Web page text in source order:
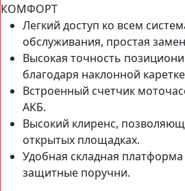
КОМФОРТ
Легкий доступ ко всем
обслуживания, простая
Высокая точность
благодаря наклонной
Встроенный счетчик
АКБ.
Высокий клиренс,
открытых площадках.
Удобная складная
защитные поручни.